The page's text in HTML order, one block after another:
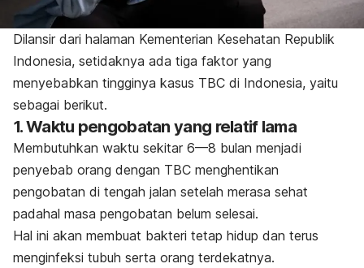
Dilansir dari halaman Kementerian Kesehatan Republik
Indonesia, setidaknya ada tiga faktor yang
menyebabkan tingginya kasus TBC di Indonesia, yaitu
sebagai berikut.
1. Waktu pengobatan yang relatif lama
Membutuhkan waktu sekitar 6—8 bulan menjadi
penyebab orang dengan TBC menghentikan
pengobatan di tengah jalan setelah merasa sehat
padahal masa pengobatan belum selesai.
Hal ini akan membuat bakteri tetap hidup dan terus
menginfeksi tubuh serta orang terdekatnya.